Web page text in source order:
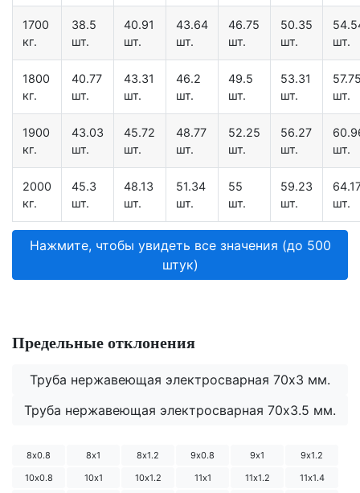
1700
кг.
38.5
шт.
40.91
шт.
43.64
шт.
46.75
шт.
50.35
шт.
шт.
1800
кг.
40.77
шт.
43.31
шт.
46.2
шт.
49.5
шт.
53.31
шт.
шт.
1900
кг.
43.03
шт.
45.72
шт.
48.77
шт.
52.25
шт.
56.27
шт.
шт.
2000
кг.
45.3
шт.
48.13
шт.
51.34
шт.
55
шт.
59.23
шт.
шт.
Нажмите, чтобы увидеть все значения (до 500
штук)
Предельные отклонения
Труба нержавеющая электросварная 70х3 мм.
Труба нержавеющая электросварная 70х3.5 мм.
8х0.8 8х1 8х1.2 9х0.8 9х1
9х1.2
10х0.8
10х1 10х1.2 11х1 11х1.2
11х1.4